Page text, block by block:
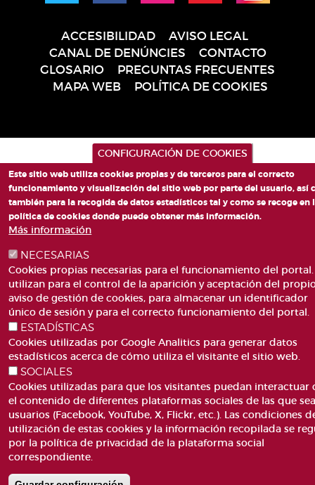
página
ACCESIBILIDAD
AVISO LEGAL
CANAL DE DENÚNCIES
CONTACTO
GLOSARIO
PREGUNTAS FRECUENTES
MAPA WEB
POLÍTICA DE COOKIES
CONFIGURACIÓN DE COOKIES
Este sitio web utiliza cookies propias y de terceros para el correcto
funcionamiento y visualización del sitio web por parte del usuario, así
también para la recogida de datos estadísticos tal y como se recoge en
política de cookies donde puede obtener más información.
Más información
NECESARIAS
Cookies propias necesarias para el funcionamiento del portal.
utilizan para el control de la aparición y aceptación del
aviso de gestión de cookies, para almacenar un identificador
único de sesión y para el correcto funcionamiento del portal.
ESTADÍSTICAS
Cookies utilizadas por Google Analitics para generar datos
estadísticos acerca de cómo utiliza el visitante el sitio web.
SOCIALES
Cookies utilizadas para que los visitantes puedan interactuar
el contenido de diferentes plataformas sociales de las que
usuarios (Facebook, YouTube, X, Flickr, etc.). Las condiciones
utilización de estas cookies y la información recopilada se
por la política de privacidad de la plataforma social
correspondiente.